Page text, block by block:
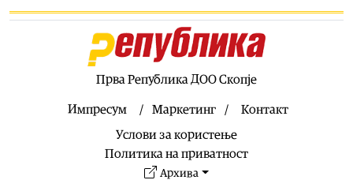
08.08.2026
Летно освежување со мистерии што ја
заледуваат крвта
Македонија не ги заборава своите херои
Извонреден концерт за пијано и виолончело
донесе Грчката вечер на „Охридско лето“
Прва Република ДОО Скопје
Импресум Маркетинг
Контакт
Услови за користење
Политика на приватност
Архива